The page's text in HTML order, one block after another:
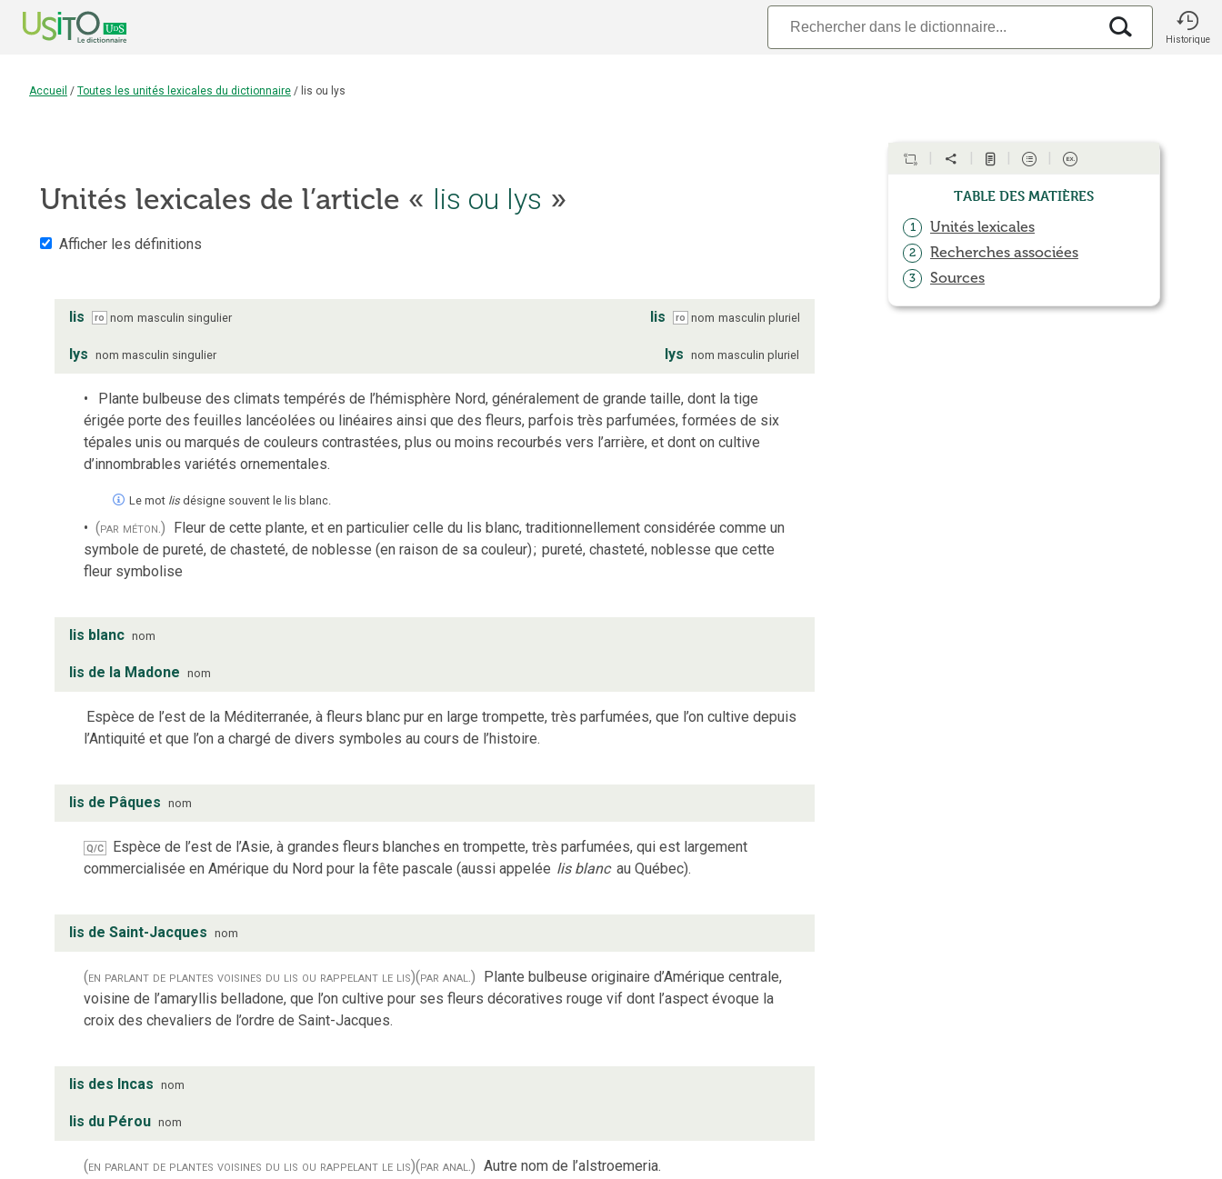
Historique
Accueil / Toutes les unités lexicales du dictionnaire / lis ou lys
Unités lexicales de l’article « lis ou lys »
Afficher les définitions
lis ro nom masculin singulier lis ro nom masculin pluriel
lys nom masculin singulier lys nom masculin pluriel
Plante bulbeuse des climats tempérés de l’hémisphère Nord, généralement de grande taille, dont la tige
érigée porte des feuilles lancéolées ou linéaires ainsi que des fleurs, parfois très parfumées, formées de six
tépales unis ou marqués de couleurs contrastées, plus ou moins recourbés vers l’arrière, et dont on cultive
d’innombrables variétés ornementales.
Le mot lis désigne souvent le lis blanc.
(par méton.) Fleur de cette plante, et en particulier celle du lis blanc, traditionnellement considérée comme un
symbole de pureté, de chasteté, de noblesse (en raison de sa couleur); pureté, chasteté, noblesse que cette
fleur symbolise
lis blanc nom
lis de la Madone nom
Espèce de l’est de la Méditerranée, à fleurs blanc pur en large trompette, très parfumées, que l’on cultive depuis
l’Antiquité et que l’on a chargé de divers symboles au cours de l’histoire.
lis de Pâques nom
Q/C
Espèce de l’est de l’Asie, à grandes fleurs blanches en trompette, très parfumées, qui est largement
commercialisée en Amérique du Nord pour la fête pascale (aussi appelée lis blanc au Québec).
lis de Saint-Jacques nom
(en parlant de plantes voisines du lis ou rappelant le lis)(par anal.) Plante bulbeuse originaire d’Amérique centrale,
voisine de l’amaryllis belladone, que l’on cultive pour ses fleurs décoratives rouge vif dont l’aspect évoque la
croix des chevaliers de l’ordre de Saint-Jacques.
lis des Incas nom
lis du Pérou nom
(en parlant de plantes voisines du lis ou rappelant le lis)(par anal.) Autre nom de l’alstroemeria.
Table des matières
1 Unités lexicales
2 Recherches associées
3 Sources